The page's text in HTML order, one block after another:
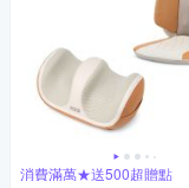
消費滿萬★送500超贈點